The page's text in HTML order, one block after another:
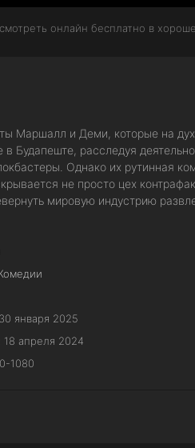
онлайн бесплатно в
Маршалл и Деми, которые на
в Будапеште, расследуя
Однако их рутинная
не просто цех
мировую индустрию
30 января 2025
18 апреля 2024
1080